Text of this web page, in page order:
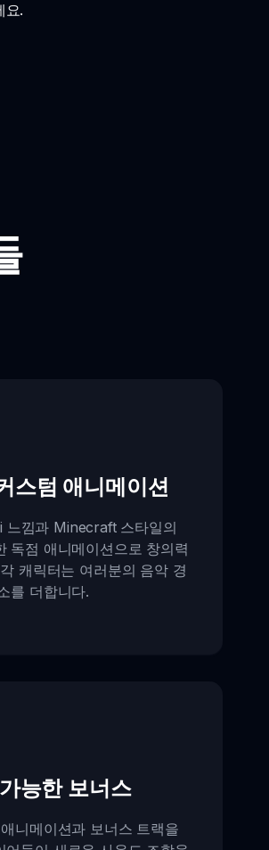
요.
스텀 애니메이션
느낌과 Minecraft 스타일의
독점 애니메이션으로 창의력
캐릭터는 여러분의 음악 경
를 더합니다.
능한 보너스
니메이션과 보너스 트랙을